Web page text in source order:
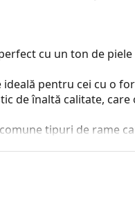
cu un ton de
pentru cei cu o
de înaltă calitate,
tipuri de rame
durabilitatea, faptul
Acest tip de rame
mai mare de peste